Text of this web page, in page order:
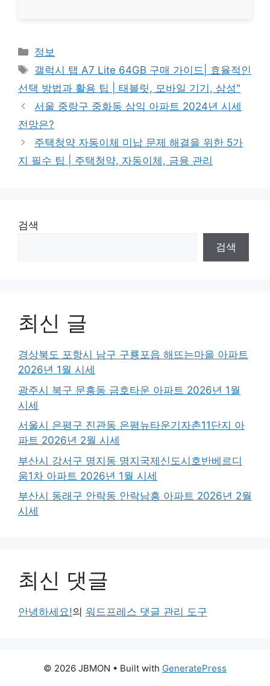
Categories
정보
Tags
갤럭시 탭 A7 Lite 64GB 구매 가이드| 효율적인
선택 방법과 활용 팁 | 태블릿, 모바일 기기, 삼성"
서울 중랑구 중화동 삼익 아파트 2024년 시세
전망은?
주택청약 자동이체 미납 문제 해결을 위한 5가
지 필수 팁 | 주택청약, 자동이체, 금융 관리
검색
검색
최신 글
경상북도 포항시 남구 구룡포읍 해뜨는마을 아파트
2026년 1월 시세
광주시 북구 문흥동 금호타운 아파트 2026년 1월
시세
서울시 은평구 진관동 은평뉴타운기자촌11단지 아
파트 2026년 2월 시세
부산시 강서구 명지동 명지국제신도시호반베르디
움1차 아파트 2026년 1월 시세
부산시 동래구 안락동 안락남흥 아파트 2026년 2월
시세
최신 댓글
안녕하세요!의 워드프레스 댓글 관리 도구
© 2026 JBMON • Built with GeneratePress